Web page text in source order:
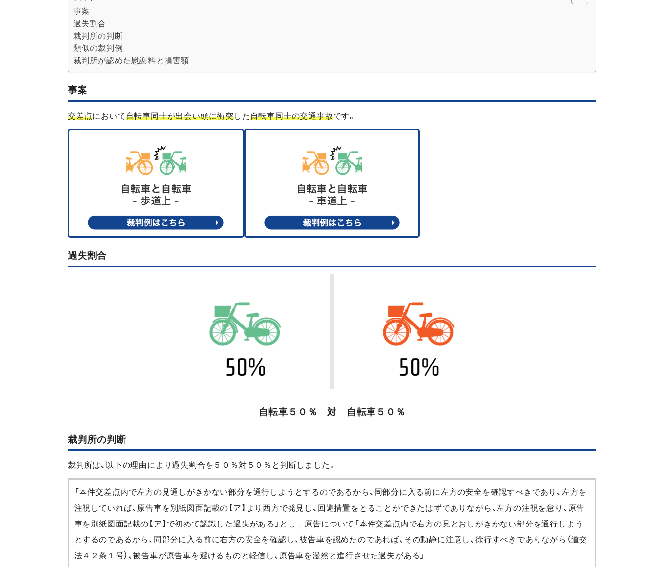
事案
過失割合
裁判所の判断
類似の裁判例
裁判所が認めた慰謝料と損害額
事案
交差点において自転車同士が出会い頭に衝突した自転車同士の交通事故です。
過失割合
自転車５０％ 対 自転車５０％
裁判所の判断
裁判所は、以下の理由により過失割合を５０％対５０％と判断しました。
「本件交差点内で左方の見通しがきかない部分を通行しようとするのであるから、同部分に入る前に左方の安全を確認すべきであり、左方を
注視していれば、原告車を別紙図面記載の【ア】より西方で発見し、回避措置をとることができたはずでありながら、左方の注視を怠り、原告
車を別紙図面記載の【ア】で初めて認識した過失がある」とし，原告について「本件交差点内で右方の見とおしがきかない部分を通行しよう
とするのであるから、同部分に入る前に右方の安全を確認し、被告車を認めたのであれば、その動静に注意し、徐行すべきでありながら（道交
法４２条１号）、被告車が原告車を避けるものと軽信し、原告車を漫然と進行させた過失がある」